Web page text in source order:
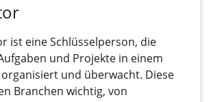
ist eine Schlüsselperson, die
und Projekte in einem
und überwacht. Diese
Branchen wichtig, von